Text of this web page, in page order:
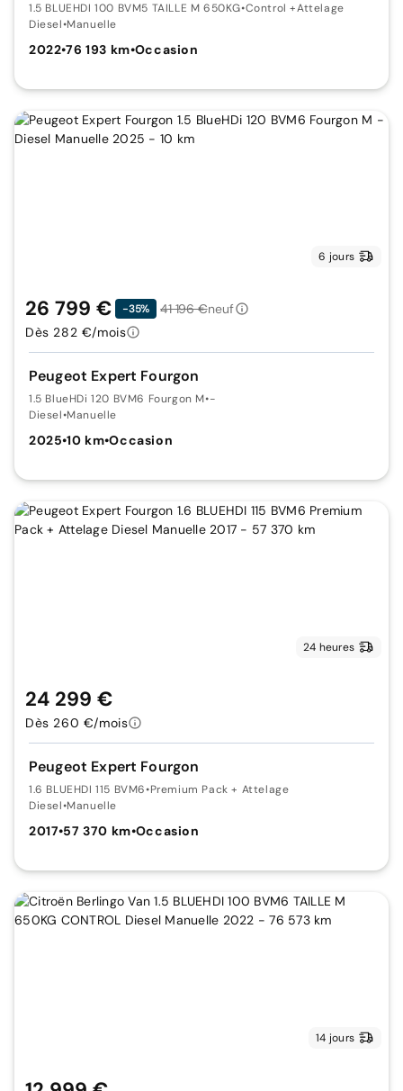
1.5 BLUEHDI 100 BVM5 TAILLE M 650KG•Control +Attelage
Diesel•Manuelle
2022•76 193 km•Occasion
6 jours
Peugeot Expert Fourgon
1.5 BlueHDi 120 BVM6 Fourgon M•-
Diesel•Manuelle
2025•10 km•Occasion
26 799 € -35% 41 196 €neuf
Dès 282 €/mois
24 heures
Peugeot Expert Fourgon
1.6 BLUEHDI 115 BVM6•Premium Pack + Attelage
Diesel•Manuelle
2017•57 370 km•Occasion
24 299 €
Dès 260 €/mois
14 jours